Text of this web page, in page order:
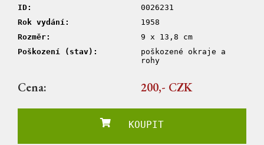
ID:
0026231
Rok vydání:
1958
Rozměr:
9 x 13,8 cm
Poškození (stav):
poškozené okraje a
rohy
Cena: 200,- CZK
KOUPIT